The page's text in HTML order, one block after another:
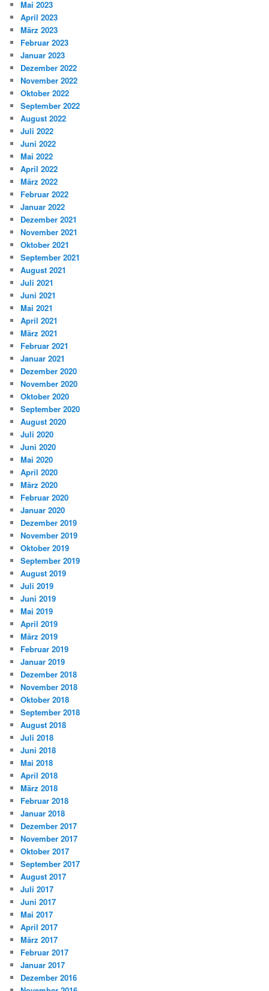
Mai 2023
April 2023
März 2023
Februar 2023
Januar 2023
Dezember 2022
November 2022
Oktober 2022
September 2022
August 2022
Juli 2022
Juni 2022
Mai 2022
April 2022
März 2022
Februar 2022
Januar 2022
Dezember 2021
November 2021
Oktober 2021
September 2021
August 2021
Juli 2021
Juni 2021
Mai 2021
April 2021
März 2021
Februar 2021
Januar 2021
Dezember 2020
November 2020
Oktober 2020
September 2020
August 2020
Juli 2020
Juni 2020
Mai 2020
April 2020
März 2020
Februar 2020
Januar 2020
Dezember 2019
November 2019
Oktober 2019
September 2019
August 2019
Juli 2019
Juni 2019
Mai 2019
April 2019
März 2019
Februar 2019
Januar 2019
Dezember 2018
November 2018
Oktober 2018
September 2018
August 2018
Juli 2018
Juni 2018
Mai 2018
April 2018
März 2018
Februar 2018
Januar 2018
Dezember 2017
November 2017
Oktober 2017
September 2017
August 2017
Juli 2017
Juni 2017
Mai 2017
April 2017
März 2017
Februar 2017
Januar 2017
Dezember 2016